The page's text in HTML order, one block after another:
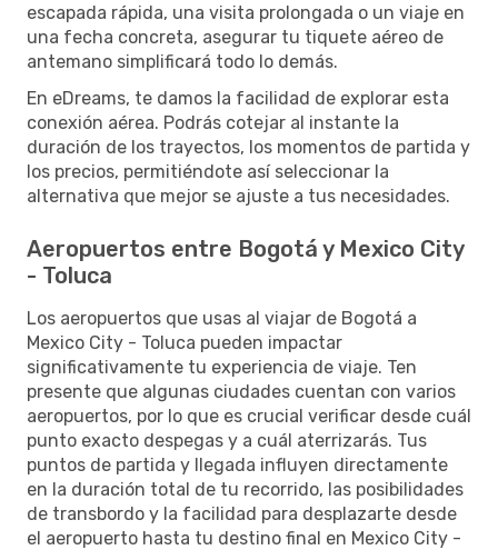
escapada rápida, una visita prolongada o un viaje en
una fecha concreta, asegurar tu tiquete aéreo de
antemano simplificará todo lo demás.
En eDreams, te damos la facilidad de explorar esta
conexión aérea. Podrás cotejar al instante la
duración de los trayectos, los momentos de partida y
los precios, permitiéndote así seleccionar la
alternativa que mejor se ajuste a tus necesidades.
Aeropuertos entre Bogotá y Mexico City
- Toluca
Los aeropuertos que usas al viajar de Bogotá a
Mexico City - Toluca pueden impactar
significativamente tu experiencia de viaje. Ten
presente que algunas ciudades cuentan con varios
aeropuertos, por lo que es crucial verificar desde cuál
punto exacto despegas y a cuál aterrizarás. Tus
puntos de partida y llegada influyen directamente
en la duración total de tu recorrido, las posibilidades
de transbordo y la facilidad para desplazarte desde
el aeropuerto hasta tu destino final en Mexico City -